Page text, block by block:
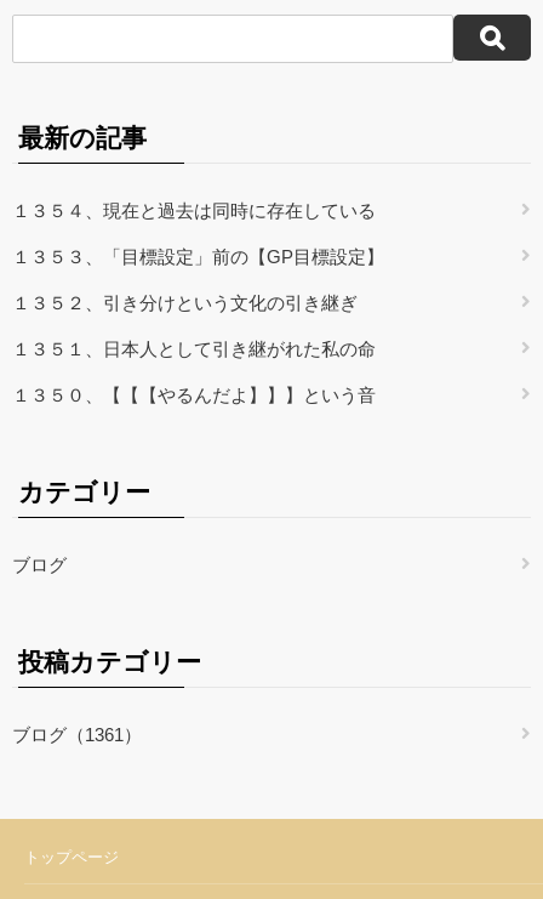
最新の記事
１３５４、現在と過去は同時に存在している
１３５３、「目標設定」前の【GP目標設定】
１３５２、引き分けという文化の引き継ぎ
１３５１、日本人として引き継がれた私の命
１３５０、【【【やるんだよ】】】という音
カテゴリー
ブログ
投稿カテゴリー
ブログ（1361）
トップページ